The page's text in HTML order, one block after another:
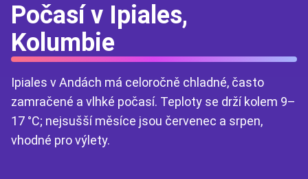
Počasí v Ipiales,
Kolumbie
Ipiales v Andách má celoročně chladné, často
zamračené a vlhké počasí. Teploty se drží kolem 9–
17 °C; nejsušší měsíce jsou červenec a srpen,
vhodné pro výlety.